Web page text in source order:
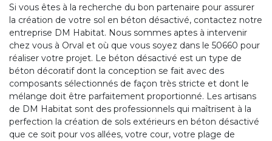
Si vous êtes à la recherche du bon partenaire pour assurer
la création de votre sol en béton désactivé, contactez notre
entreprise DM Habitat. Nous sommes aptes à intervenir
chez vous à Orval et où que vous soyez dans le 50660 pour
réaliser votre projet. Le béton désactivé est un type de
béton décoratif dont la conception se fait avec des
composants sélectionnés de façon très stricte et dont le
mélange doit être parfaitement proportionné. Les artisans
de DM Habitat sont des professionnels qui maîtrisent à la
perfection la création de sols extérieurs en béton désactivé
que ce soit pour vos allées, votre cour, votre plage de